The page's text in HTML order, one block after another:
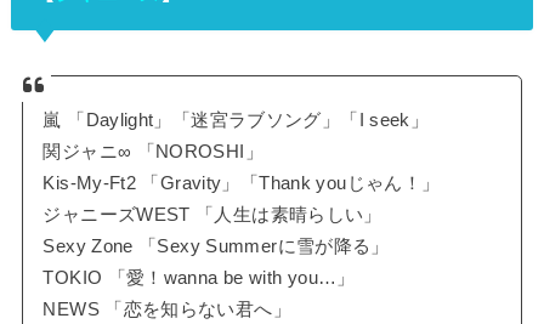
嵐 「Daylight」「迷宮ラブソング」「I seek」
関ジャニ∞ 「NOROSHI」
Kis-My-Ft2 「Gravity」「Thank youじゃん！」
ジャニーズWEST 「人生は素晴らしい」
Sexy Zone 「Sexy Summerに雪が降る」
TOKIO 「愛！wanna be with you…」
NEWS 「恋を知らない君へ」